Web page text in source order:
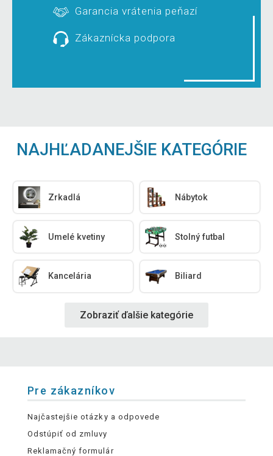
Garancia vrátenia peňazí
Zákaznícka podpora
NAJHĽADANEJŠIE KATEGÓRIE
Zrkadlá Nábytok
Umelé kvetiny Stolný futbal
Kancelária Biliard
Zobraziť ďalšie kategórie
Pre zákazníkov
Najčastejšie otázky a odpovede
Odstúpiť od zmluvy
Reklamačný formulár